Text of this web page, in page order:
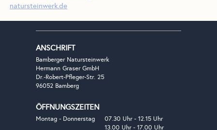
natursteinwerk.de
ANSCHRIFT
Bamberger Natursteinwerk
Hermann Graser GmbH
Dr.-Robert-Pfleger-Str. 25
96052 Bamberg
ÖFFNUNGSZEITEN
Montag - Donnerstag
07.30 Uhr - 12.15 Uhr
13.00 Uhr - 17.00 Uhr